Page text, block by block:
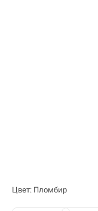
Цвет: Пломбир